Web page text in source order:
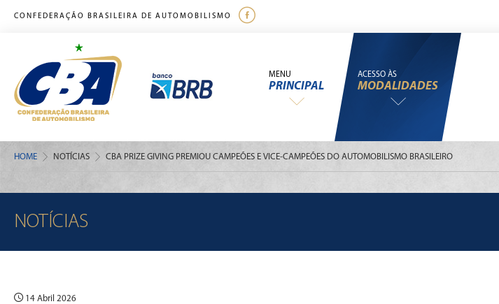
CONFEDERAÇÃO BRASILEIRA DE AUTOMOBILISMO
MENU
PRINCIPAL
ACESSO ÀS
MODALIDADES
HOME NOTÍCIAS CBA PRIZE GIVING PREMIOU CAMPEÕES E VICE-CAMPEÕES DO AUTOMOBILISMO BRASILEIRO
NOTÍCIAS
14 Abril 2026